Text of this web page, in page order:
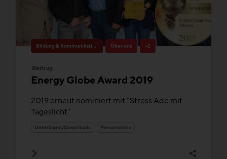
Bildung & Kommunikation Über uns +2
Beitrag
Energy Globe Award 2019
2019 erneut nominiert mit "Stress Ade mit
Tageslicht"
Unterlagen/Downloads Pressearchiv